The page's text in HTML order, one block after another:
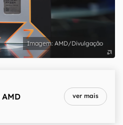
AMD/Divulgação
AMD ver mais